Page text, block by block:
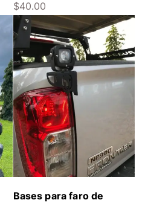
$40.00
Bases para faro de